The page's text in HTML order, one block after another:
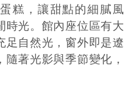
糕，讓甜點的細膩風
時光。館內座位區有大
足自然光，窗外即是遼
著光影與季節變化，